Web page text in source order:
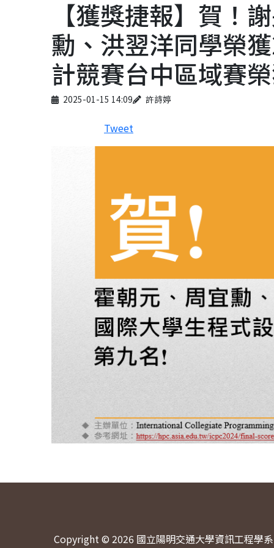
【獲獎捷報】賀！
勳、洪翌洋同學榮
計競賽台中區域賽
Published on
2025-01-15 14:09
Author 許詩婷
Tweet
Copyright © 2026 國立陽明交通大學資訊工程學